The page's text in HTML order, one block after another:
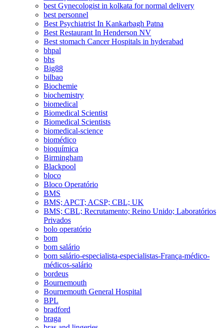
best Gynecologist in kolkata for normal delivery
best personnel
Best Psychiatrist In Kankarbagh Patna
Best Restaurant In Henderson NV
Best stomach Cancer Hospitals in hyderabad
bhpal
bhs
Big88
bilbao
Biochemie
biochemistry
biomedical
Biomedical Scientist
Biomedical Scientists
biomedical-science
biomédico
bioquímica
Birmingham
Blackpool
bloco
Bloco Operatório
BMS
BMS; APCT; ACSP; CBL; UK
BMS; CBL; Recrutamento; Reino Unido; Laboratórios
Privados
bolo operatório
bom
bom salário
bom salário-especialista-especialistas-França-médico-
médicos-salário
bordeus
Bournemouth
Bournemouth General Hospital
BPL
bradford
braga